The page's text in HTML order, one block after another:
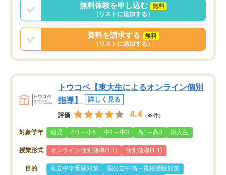
無料体験を申し込む
無料
（リストに追加する）
資料を請求する
無料
（リストに追加する）
トウコベ【東大生によるオンライン個別
指導】
詳しく見る
評価 4.4 （38件）
対象学年 幼児 小1～小6 中1～中3 高1～高3 浪人生
授業形式 オンライン個別指導(1:1) 個別指導(1:1)
目的 私立中学受験対策
国公立中高一貫校受験対策